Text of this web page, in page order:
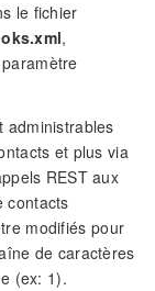
le fichier
,
administrables
et plus via
REST aux
contacts
modifiés pour
de caractères
(ex: 1).